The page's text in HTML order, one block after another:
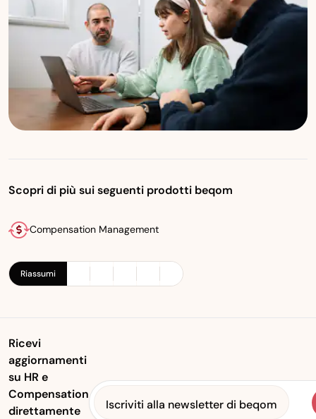
Scopri di più sui seguenti prodotti beqom
Compensation Management
Riassumi
Ricevi
aggiornamenti
su HR e
Compensation
direttamente
Iscriviti alla newsletter di beqom